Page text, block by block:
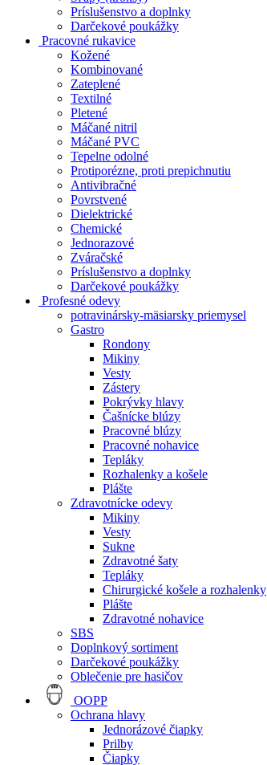
Príslušenstvo a doplnky
Darčekové poukážky
Pracovné rukavice
Kožené
Kombinované
Zateplené
Textilné
Pletené
Máčané nitril
Máčané PVC
Tepelne odolné
Protiporézne, proti prepichnutiu
Antivibračné
Povrstvené
Dielektrické
Chemické
Jednorazové
Zváračské
Príslušenstvo a doplnky
Darčekové poukážky
Profesné odevy
potravinársky-mäsiarsky priemysel
Gastro
Rondony
Mikiny
Vesty
Zástery
Pokrývky hlavy
Čašnícke blúzy
Pracovné blúzy
Pracovné nohavice
Tepláky
Rozhalenky a košele
Plášte
Zdravotnícke odevy
Mikiny
Vesty
Sukne
Zdravotné šaty
Tepláky
Chirurgické košele a rozhalenky
Plášte
Zdravotné nohavice
SBS
Doplnkový sortiment
Darčekové poukážky
Oblečenie pre hasičov
OOPP
Ochrana hlavy
Jednorázové čiapky
Prilby
Čiapky